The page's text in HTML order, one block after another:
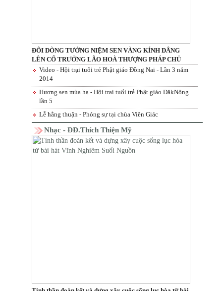
ĐÔI DÒNG TƯỞNG NIỆM SEN VÀNG KÍNH DÂNG
LÊN CỐ TRƯỞNG LÃO HOÀ THƯỢNG PHÁP CHỦ
Video - Hội trại tuổi trẻ Phật giáo Đồng Nai - Lần 3 năm
2014
Hương sen mùa hạ - Hội trai tuổi trẻ Phật giáo ĐăkNông
lần 5
Lễ hằng thuận - Phóng sự tại chùa Viên Giác
Nhạc - ĐĐ.Thích Thiện Mỹ